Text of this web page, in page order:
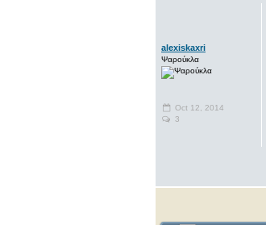
alexiskaxri
Ψαρούκλα
Oct 12, 2014
3